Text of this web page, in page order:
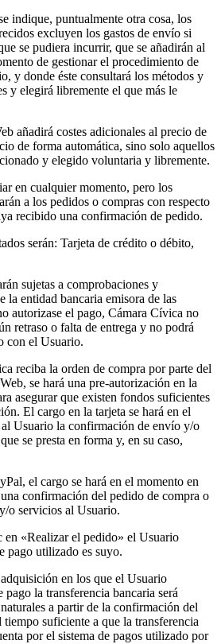
indique, puntualmente otra cosa, los
excluyen los gastos de envío si
se pudiera incurrir, que se añadirán al
de gestionar el procedimiento de
y donde éste consultará los métodos y
y elegirá libremente el que más le
añadirá costes adicionales al precio de
de forma automática, sino solo aquellos
y elegido voluntaria y libremente.
en cualquier momento, pero los
a los pedidos o compras con respecto
recibido una confirmación de pedido.
serán: Tarjeta de crédito o débito,
sujetas a comprobaciones y
la entidad bancaria emisora de las
autorizase el pago, Cámara Cívica no
retraso o falta de entrega y no podrá
con el Usuario.
reciba la orden de compra por parte del
se hará una pre-autorización en la
asegurar que existen fondos suficientes
El cargo en la tarjeta se hará en el
Usuario la confirmación de envío y/o
se presta en forma y, en su caso,
el cargo se hará en el momento en
confirmación del pedido de compra o
o servicios al Usuario.
en «Realizar el pedido» el Usuario
pago utilizado es suyo.
en los que el Usuario
la transferencia bancaria será
a partir de la confirmación del
suficiente a que la transferencia
por el sistema de pagos utilizado por